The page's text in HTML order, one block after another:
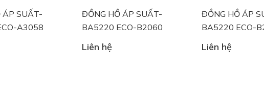
ĐỒNG HỒ ÁP SUẤT-
BA5220 ECO-B2060
ĐỒNG HỒ ÁP SUẤT-
BA5220 ECO-B2062